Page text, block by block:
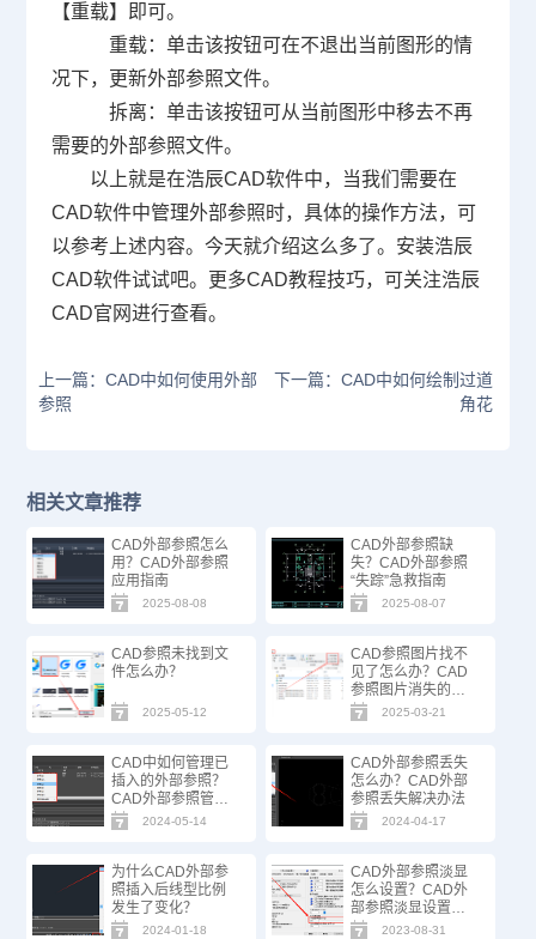
【重载】即可。
重载：单击该按钮可在不退出当前图形的情
况下，更新外部参照文件。
拆离：单击该按钮可从当前图形中移去不再
需要的外部参照文件。
以上就是在浩辰CAD软件中，当我们需要在
CAD软件中管理外部参照时，具体的操作方法，可
以参考上述内容。今天就介绍这么多了。安装浩辰
CAD软件试试吧。更多CAD教程技巧，可关注浩辰
CAD官网进行查看。
上一篇：CAD中如何使用外部
参照
下一篇：CAD中如何绘制过道
角花
相关文章推荐
CAD外部参照怎么
用？CAD外部参照
应用指南
2025-08-08
CAD外部参照缺
失？CAD外部参照
“失踪”急救指南
2025-08-07
CAD参照未找到文
件怎么办？
2025-05-12
CAD参照图片找不
见了怎么办？CAD
参照图片消失的解
决办法2025-03-21
CAD中如何管理已
插入的外部参照？
CAD外部参照管理
技巧
2024-05-14
CAD外部参照丢失
怎么办？CAD外部
参照丢失解决办法
2024-04-17
为什么CAD外部参
照插入后线型比例
发生了变化？
2024-01-18
CAD外部参照淡显
怎么设置？CAD外
部参照淡显设置方
法
2023-08-31